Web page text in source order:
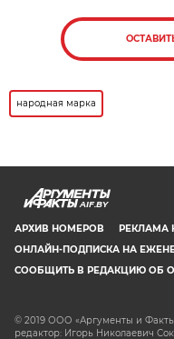
народная марка
AIF.BY
АРХИВ НОМЕРОВ РЕКЛАМА
ОНЛАЙН-ПОДПИСКА НА
СООБЩИТЬ В РЕДАКЦИЮ ОБ
© 2019 ООО «Аргументы и
редактор: Игорь Николаевич